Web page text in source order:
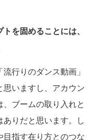
トを固めることには、
行りのダンス動画」
いますし、アカウン
、ブームの取り入れと
りだと思います。し
指す在り方とのつな